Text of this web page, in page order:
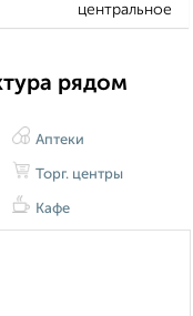
центральное
рядом
Аптеки
Торг. центры
Кафе